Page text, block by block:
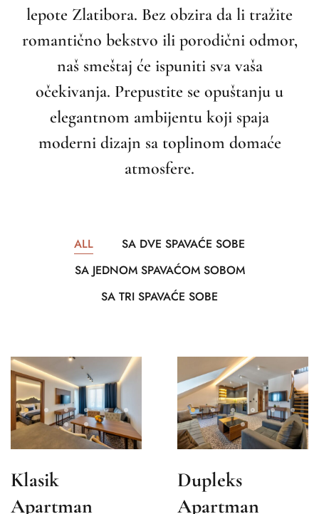
lepote Zlatibora. Bez obzira da li tražite
romantično bekstvo ili porodični odmor,
naš smeštaj će ispuniti sva vaša
očekivanja. Prepustite se opuštanju u
elegantnom ambijentu koji spaja
moderni dizajn sa toplinom domaće
atmosfere.
ALL
SA DVE SPAVAĆE SOBE
SA JEDNOM SPAVAĆOM SOBOM
SA TRI SPAVAĆE SOBE
Klasik
Apartman
Dupleks
Apartman